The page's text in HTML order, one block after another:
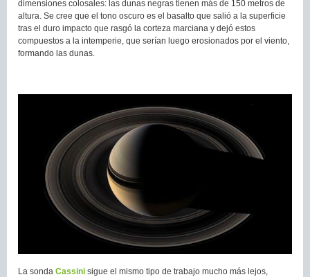
dimensiones colosales: las dunas negras tienen más de 150 metros de
altura. Se cree que el tono oscuro es el basalto que salió a la superficie
tras el duro impacto que rasgó la corteza marciana y dejó estos
compuestos a la intemperie, que serían luego erosionados por el viento,
formando las dunas.
La sonda Cassini sigue el mismo tipo de trabajo mucho más lejos,